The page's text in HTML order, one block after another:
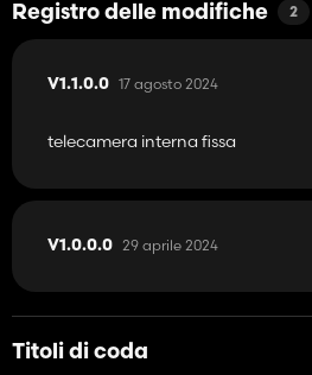
Registro delle modifiche 2
V1.1.0.0 17 agosto 2024
telecamera interna fissa
V1.0.0.0 29 aprile 2024
Titoli di coda